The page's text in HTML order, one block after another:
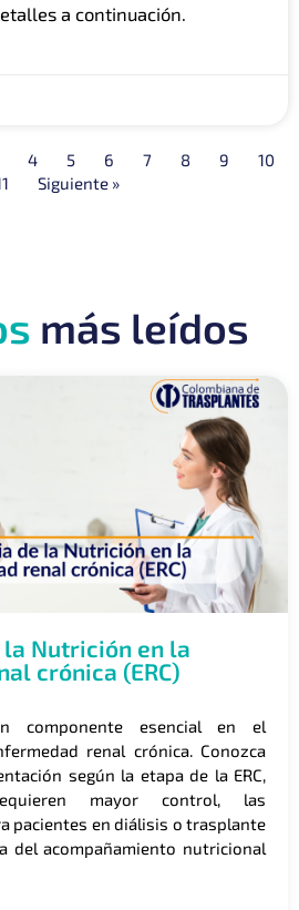
a continuación.
4 5 6 7 8 9
10
Siguiente »
más leídos
Nutrición en la
crónica (ERC)
componente esencial en el
renal crónica. Conozca
según la etapa de la ERC,
mayor control, las
pacientes en diálisis o trasplante
del acompañamiento nutricional